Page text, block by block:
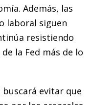
Además, las
laboral siguen
resistiendo
la Fed más de lo
buscará evitar que